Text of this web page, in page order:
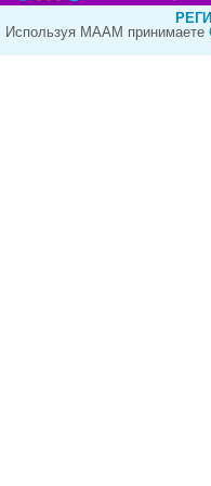
Используя МААМ принимаете